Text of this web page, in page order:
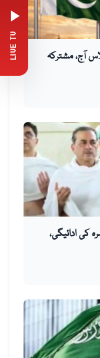
LIVE TV
آج، مشترکہ
کی ادائیگی،